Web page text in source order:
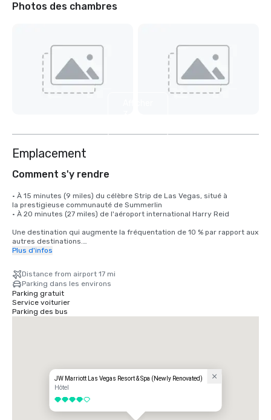
Photos des chambres
Emplacement
Comment s'y rendre
• À 15 minutes (9 miles) du célèbre Strip de Las Vegas, situé à
la prestigieuse communauté de Summerlin
• À 20 minutes (27 miles) de l'aéroport international Harry Reid
Une destination qui augmente la fréquentation de 10 % par rapport aux
autres destinations.
escale vers plus de 170 destinations américaines et internationales,
reliant Las Vegas aux principaux marchés d'Amérique du Nord,
d'Europe, d'Asie et d'Amérique latine.
Plus d'infos
Distance from airport 17 mi
Parking dans les environs
Parking gratuit
Service voiturier
Parking des bus
JW Marriott Las Vegas Resort & Spa (Newly Renovated)
Hôtel
4 sur 5